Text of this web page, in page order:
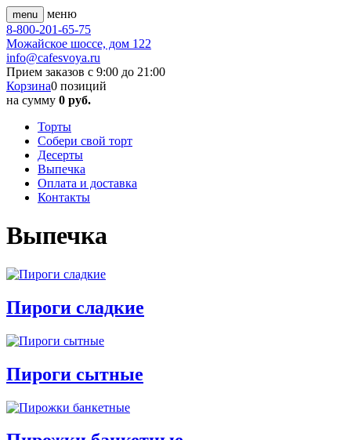
menu
меню
8-800-201-65-75
Можайское шоссе, дом 122
info@cafesvoya.ru
Прием заказов с 9:00 до 21:00
Корзина0 позиций
на сумму 0 руб.
Торты
Собери свой торт
Десерты
Выпечка
Оплата и доставка
Контакты
Выпечка
Пироги сладкие
Пироги сытные